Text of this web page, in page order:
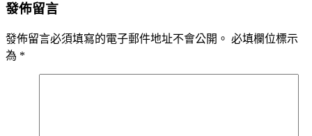
發佈留言
發佈留言必須填寫的電子郵件地址不會公開。 必填欄位標示
為 *